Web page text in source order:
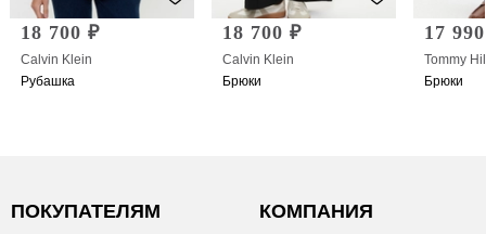
18 700 ₽
Calvin Klein
Рубашка
18 700 ₽
Calvin Klein
Брюки
17
Tommy
Брюки
ПОКУПАТЕЛЯМ КОМПАНИЯ